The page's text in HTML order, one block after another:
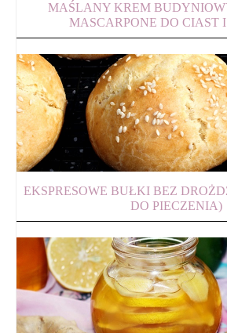
MAŚLANY KREM
MASCARPONE DO CIAST
EKSPRESOWE BUŁKI BEZ
DO PIECZENIA)